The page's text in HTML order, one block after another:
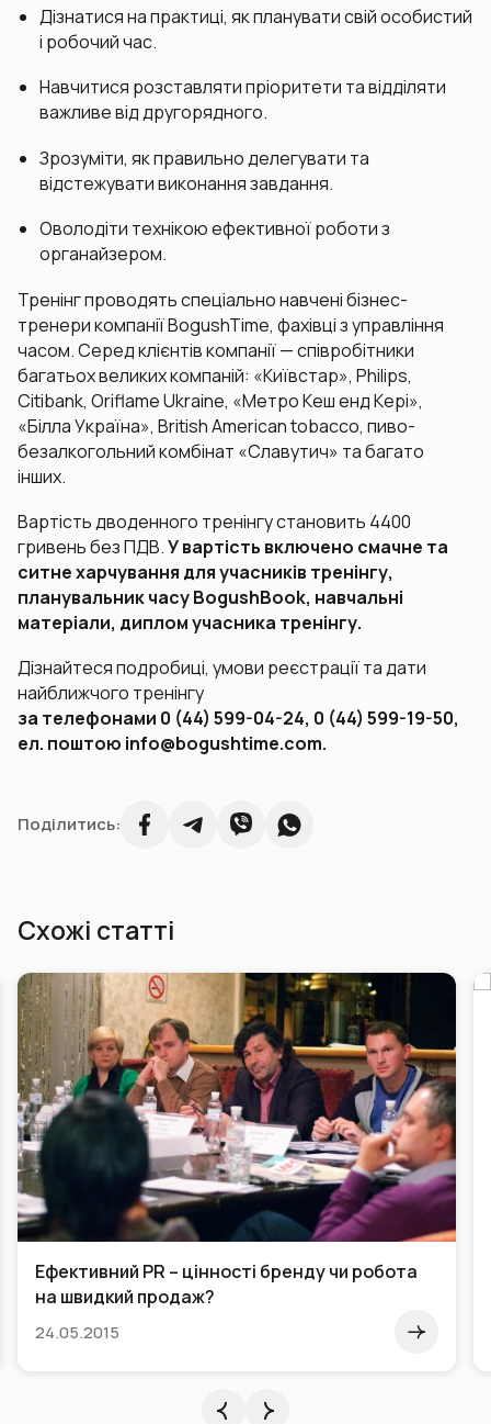
Дізнатися на практиці, як планувати свій особистий
і робочий час.
Навчитися розставляти пріоритети та відділяти
важливе від другорядного.
Зрозуміти, як правильно делегувати та
відстежувати виконання завдання.
Оволодіти технікою ефективної роботи з
органайзером.
Тренінг проводять спеціально навчені бізнес-
тренери компанії BogushTime, фахівці з управління
часом. Серед клієнтів компанії — співробітники
багатьох великих компаній: «Київстар», Philips,
Citibank, Oriflame Ukraine, «Метро Кеш енд Кері»,
«Білла Україна», British American tobacco, пиво-
безалкогольний комбінат «Славутич» та багато
інших.
Вартість дводенного тренінгу становить 4400
гривень без ПДВ.У вартість включено смачне та
ситне харчування для учасників тренінгу,
планувальник часу BogushBook, навчальні
матеріали, диплом учасника тренінгу.
Дізнайтеся подробиці, умови реєстрації та дати
найближчого тренінгу
за телефонами 0 (44) 599-04-24, 0 (44) 599-19-50,
ел. поштою info@bogushtime.com.
Поділитись:
Схожі статті
Ефективний PR – цінності бренду чи робота
на швидкий продаж?
24.05.2015